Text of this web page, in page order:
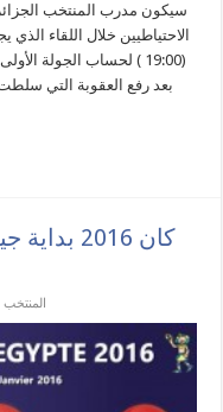
سيكون مدرب المنتخب
الاحتياطيين خلال اللقاء
(19:00 ) لحساب الجولة
بعد رفع العقوبة التي
كان